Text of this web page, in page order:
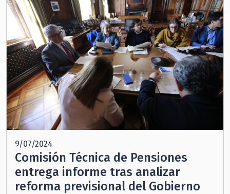
9/07/2024
Comisión Técnica de Pensiones
entrega informe tras analizar
reforma previsional del Gobierno